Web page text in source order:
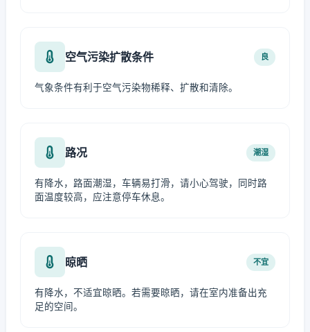
空气污染扩散条件 良
气象条件有利于空气污染物稀释、扩散和清除。
路况 潮湿
有降水，路面潮湿，车辆易打滑，请小心驾驶，同时路
面温度较高，应注意停车休息。
晾晒 不宜
有降水，不适宜晾晒。若需要晾晒，请在室内准备出充
足的空间。